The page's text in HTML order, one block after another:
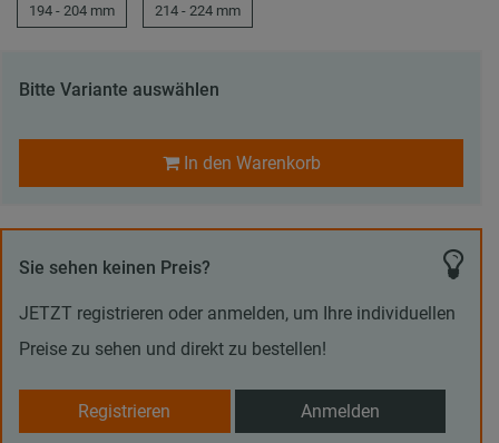
194 - 204 mm 214 - 224 mm
Bitte Variante auswählen
In den Warenkorb
Sie sehen keinen Preis?
JETZT registrieren oder anmelden, um Ihre individuellen
Preise zu sehen und direkt zu bestellen!
Registrieren Anmelden